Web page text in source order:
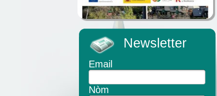
Newsletter
Email
Nòm